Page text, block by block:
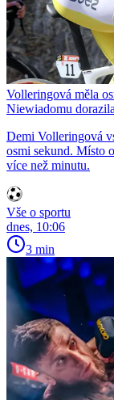
Volleringová měla
Niewiadomu dorazila
Demi Volleringová
osmi sekund. Místo
více než minutu.
Vše o sportu
dnes, 10:06
3 min